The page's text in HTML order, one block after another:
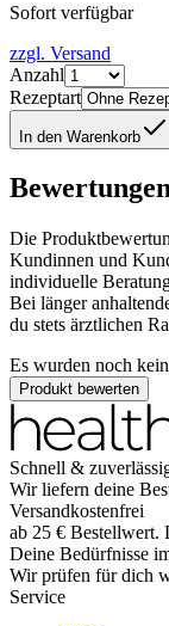
Sofort verfügbar
zzgl. Versand
Anzahl
Rezeptart
In den Warenkorb
Die
Kundinnen und
individuelle
Bei länger
du stets ärztlichen
Es wurden noch
Produkt bewerten
Schnell &
Wir liefern deine
Versandkostenfrei
ab 25 € Bestellwert.
Deine Bedürfnisse
Wir prüfen für dich
Service